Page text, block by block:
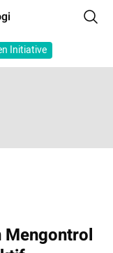
Initiative
Mengontrol